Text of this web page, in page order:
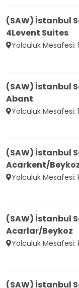
(SAW) İstanbul
4Levent Suites
Yolculuk Mesafesi:
(SAW) İstanbul
Abant
Yolculuk Mesafesi:
(SAW) İstanbul
Acarkent/
Yolculuk Mesafesi:
(SAW) İstanbul
Acarlar/Beykoz
Yolculuk Mesafesi:
(SAW) İstanbul